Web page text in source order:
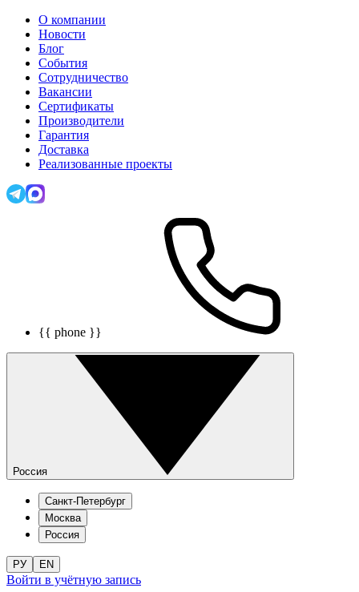
О компании
Новости
Блог
События
Сотрудничество
Вакансии
Сертификаты
Производители
Гарантия
Доставка
Реализованные проекты
{{ phone }}
Россия
Санкт-Петербург
Москва
Россия
РУ EN
Войти в учётную запись